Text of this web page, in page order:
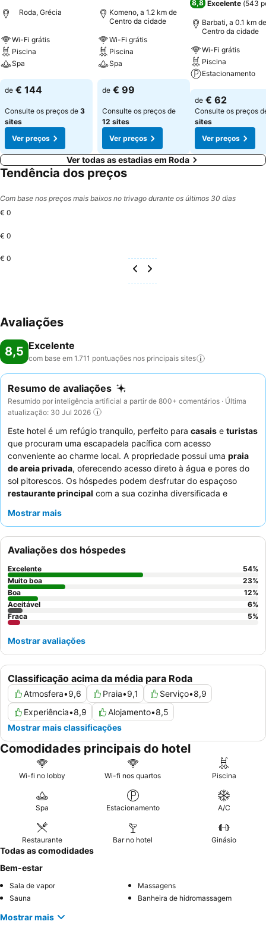
Roda, Grécia
Wi-Fi grátis
Piscina
Spa
Ver preços
de € 144
Consulte os preços de 3
sites
Ver preços
Komeno, a 1.2 km de
Centro da cidade
Wi-Fi grátis
Piscina
Spa
Ver preços
de € 99
Consulte os preços de
12 sites
Ver preços
8,8 Excelente (543
Barbati, a 0.1 km de
Centro da cidade
Wi-Fi grátis
Piscina
Estacionamento
Ver preços
de € 62
Consulte os preços
sites
Ver preços
Ver todas as estadias em Roda
Tendência dos preços
Com base nos preços mais baixos no trivago durante os últimos 30 dias
€ 0
€ 0
€ 0
Avaliações
8,5 Excelente
com base em 1.711 pontuações nos principais sites
Resumo de avaliações
Resumido por inteligência artificial a partir de 800+ comentários · Última
atualização: 30 Jul 2026
Este hotel é um refúgio tranquilo, perfeito para casais e turistas
que procuram uma escapadela pacífica com acesso
conveniente ao charme local. A propriedade possui uma praia
de areia privada, oferecendo acesso direto à água e pores do
sol pitorescos. Os hóspedes podem desfrutar do espaçoso
restaurante principal com a sua cozinha diversificada e
sobremesas excelentes. O excecional
amigável e atencioso. Para a melhor experiência, considere
reservar um quarto comvista para o mar
plenamente os arredores deslumbrantes.
Mostrar mais
Classificação acima da média para Roda
Atmosfera•9,6 Praia•9,1 Serviço•8,9
Experiência•8,9 Alojamento•8,5
Mostrar mais classificações
Avaliações dos hóspedes
Excelente 54%
Muito boa
23%
Boa
12%
Aceitável
6%
Fraca
5%
Mostrar avaliações
Comodidades principais do hotel
Wi-fi no lobby Wi-fi nos quartos Piscina
Spa Estacionamento A/C
Restaurante Bar no hotel Ginásio
Todas as comodidades
Bem-estar
Sala de vapor
Massagens
Sauna
Banheira de hidromassagem
Mostrar mais